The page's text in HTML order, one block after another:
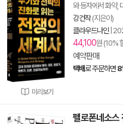
미리보기
와 등자에서 화약,
강건작(지은이)
클라우드나인
44,100원 (10%
예약판매
택배로 주문하면 8
펠로폰네소스